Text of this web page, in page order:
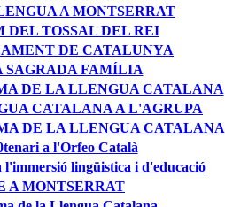
A MONTSERRAT
TOSSAL DEL REI
DE CATALUNYA
SAGRADA FAMÍLIA
DE LA LLENGUA CATALANA
CATALANA A L'AGRUPA
DE LA LLENGUA CATALANA
a l'Orfeo Català
l'immersió lingüistica i d'educació
A MONTSERRAT